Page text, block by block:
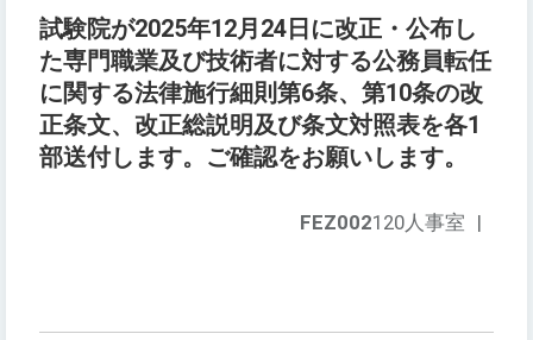
試験院が2025年12月24日に改正・公布し
た専門職業及び技術者に対する公務員転任
に関する法律施行細則第6条、第10条の改
正条文、改正総説明及び条文対照表を各1
部送付します。ご確認をお願いします。
FEZ002120人事室 |